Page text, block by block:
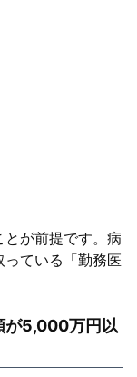
とが前提です。病
ている「勤務医
が5,000万円以